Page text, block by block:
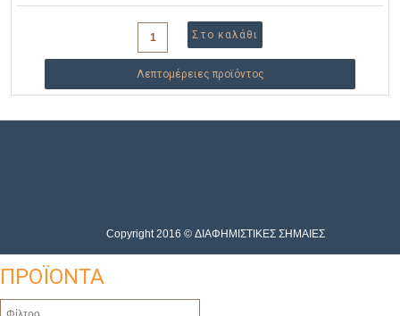
Λεπτομέρειες προϊόντος
Copyright 2016 © ΔΙΑΦΗΜΙΣΤΙΚΕΣ ΣΗΜΑΙΕΣ
ΠΡΟΪΟΝΤΑ